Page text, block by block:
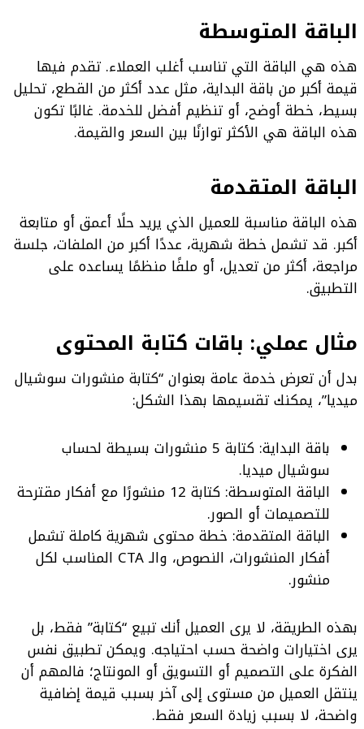
الباقة المتوسطة
هذه هي الباقة التي تناسب أغلب العملاء. تقدم فيها
قيمة أكبر من باقة البداية، مثل عدد أكثر من القطع، تحليل
بسيط، خطة أوضح، أو تنظيم أفضل للخدمة. غالبًا تكون
هذه الباقة هي الأكثر توازنًا بين السعر والقيمة.
الباقة المتقدمة
هذه الباقة مناسبة للعميل الذي يريد حلًا أعمق أو متابعة
أكبر. قد تشمل خطة شهرية، عددًا أكبر من الملفات، جلسة
مراجعة، أكثر من تعديل، أو ملفًا منظمًا يساعده على
التطبيق.
مثال عملي: باقات كتابة المحتوى
بدل أن تعرض خدمة عامة بعنوان “كتابة منشورات سوشيال
ميديا”، يمكنك تقسيمها بهذا الشكل:
باقة البداية: كتابة 5 منشورات بسيطة لحساب
سوشيال ميديا.
الباقة المتوسطة: كتابة 12 منشورًا مع أفكار مقترحة
للتصميمات أو الصور.
الباقة المتقدمة: خطة محتوى شهرية كاملة تشمل
أفكار المنشورات، النصوص، والـ CTA المناسب لكل
منشور.
بهذه الطريقة، لا يرى العميل أنك تبيع “كتابة” فقط، بل
يرى اختيارات واضحة حسب احتياجه. ويمكن تطبيق نفس
الفكرة على التصميم أو التسويق أو المونتاج؛ فالمهم أن
ينتقل العميل من مستوى إلى آخر بسبب قيمة إضافية
واضحة، لا بسبب زيادة السعر فقط.